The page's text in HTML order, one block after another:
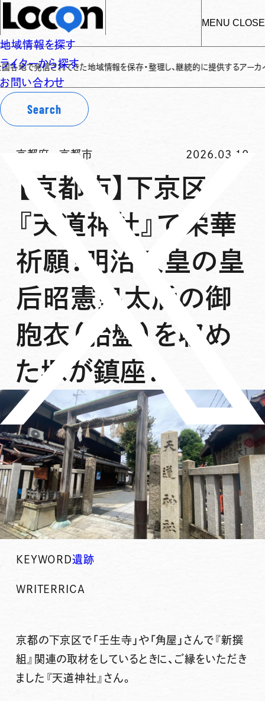
MENU CLOSE
地域情報を探す
ライターから探す
お問い合わせ
Search
されてきた地域情報を保存・整理し、継続的に提供するアーカイブサイトで
京都府 -京都市 2026.03.19
【京都市】下京区
『天道神社』で栄華
祈願！明治天皇の皇
后昭憲皇太后の御
胞衣（胎盤）を収め
た塚が鎮座！
KEYWORD遺跡
WRITER RICA
京都の下京区で「壬生寺」や「角屋」さんで『新撰
組』関連の取材をしているときに、ご縁をいただき
ました 『天道神社』 さん。